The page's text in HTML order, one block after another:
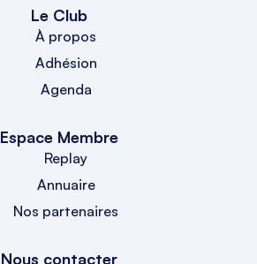
Le Club
À propos
Adhésion
Agenda
Espace Membre
Replay
Annuaire
Nos partenaires
Nous contacter